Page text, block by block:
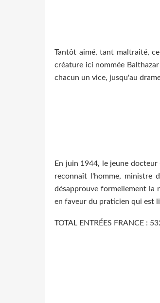
Tantôt aimé, tant maltraité,
créature ici nommée
chacun un vice, jusqu'au
En juin 1944, le jeune
reconnaît l'homme, ministre
désapprouve formellement
en faveur du praticien qui est
TOTAL ENTRÉES FRANCE :